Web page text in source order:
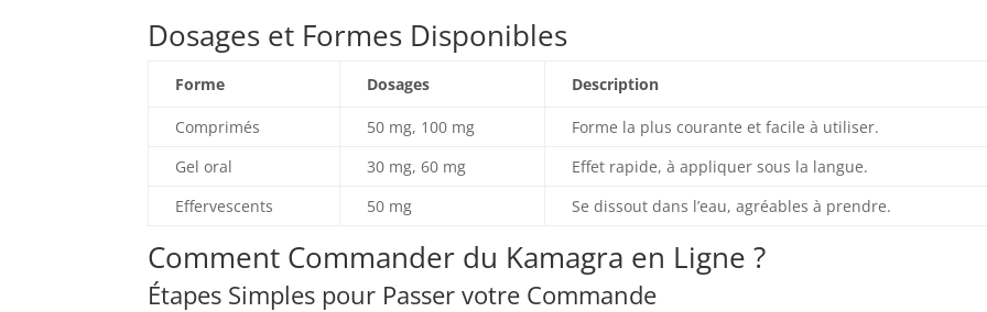
Dosages et Formes Disponibles
Forme Dosages Description
Comprimés 50 mg, 100 mg
Forme la plus courante et facile à utiliser.
Gel oral
30 mg, 60 mg
Effet rapide, à appliquer sous la langue.
Effervescents
50 mg Se dissout dans l’eau, agréables à prendre.
Comment Commander du Kamagra en Ligne ?
Étapes Simples pour Passer votre Commande